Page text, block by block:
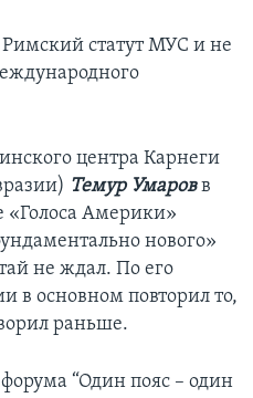
статут МУС и не
центра Карнеги
Темур Умаровв
«Голоса Америки»
нового»
не ждал. По его
в основном повторил то,
раньше.
“Один пояс – один